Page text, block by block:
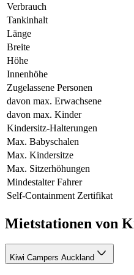
Verbrauch
Tankinhalt
Länge
Breite
Höhe
Innenhöhe
Zugelassene Personen
davon max. Erwachsene
davon max. Kinder
Kindersitz-Halterungen
Max. Babyschalen
Max. Kindersitze
Max. Sitzerhöhungen
Mindestalter Fahrer
Self-Containment Zertifikat
Mietstationen von
Kiwi Campers Auckland